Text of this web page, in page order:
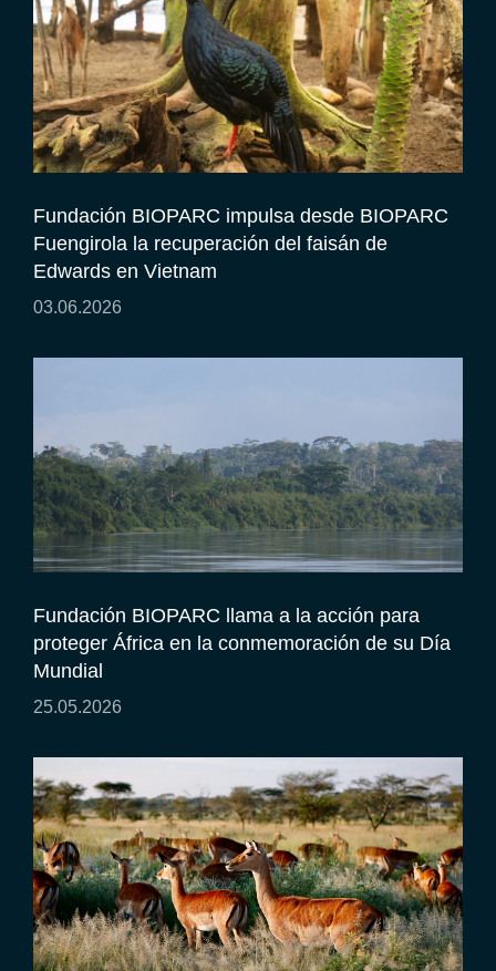
Fundación BIOPARC impulsa desde BIOPARC
Fuengirola la recuperación del faisán de
Edwards en Vietnam
03.06.2026
Fundación BIOPARC llama a la acción para
proteger África en la conmemoración de su Día
Mundial
25.05.2026